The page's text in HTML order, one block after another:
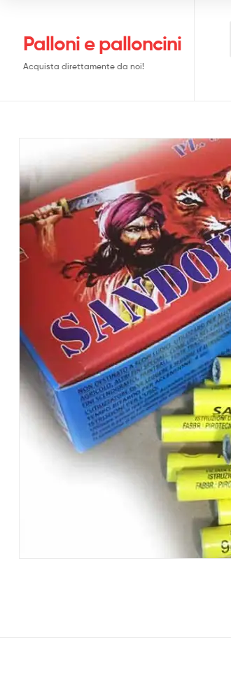
Palloni e palloncini
Acquista direttamente da noi!